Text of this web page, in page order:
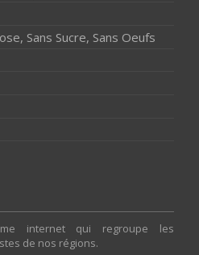
Sans Sucre, Sans Oeufs
internet qui regroupe les
de nos régions.